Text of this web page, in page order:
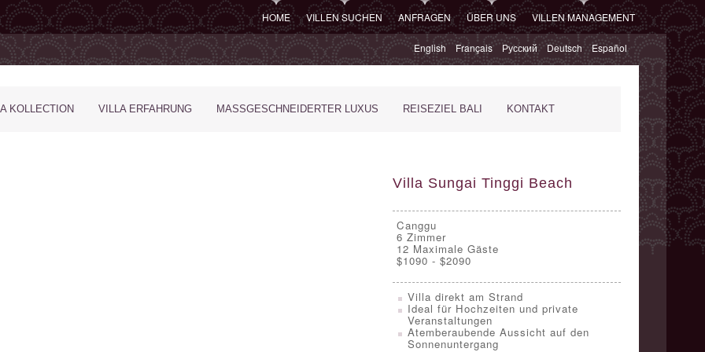
HOME VILLEN SUCHEN ANFRAGEN ÜBER UNS VILLEN MANAGEMENT
English Français Русский Deutsch Español
KOLLECTION VILLA ERFAHRUNG MASSGESCHNEIDERTER LUXUS REISEZIEL BALI KONTAKT
Villa Sungai Tinggi Beach
Canggu
6 Zimmer
12 Maximale Gäste
$1090 - $2090
Villa direkt am Strand
Ideal für Hochzeiten und private
Veranstaltungen
Atemberaubende Aussicht auf den
Sonnenuntergang